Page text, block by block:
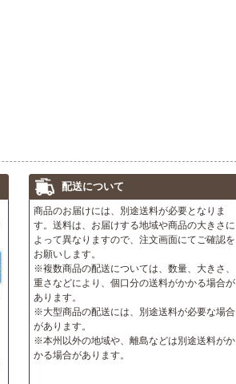
配送について
商品のお届けには、別途送料が必要となりま
す。送料は、お届けする地域や商品の大きさに
よって異なりますので、注文画面にてご確認を
お願いします。
※複数商品の配送については、数量、大きさ、
重さなどにより、個口分の送料がかかる場合が
あります。
※大型商品の配送には、別途送料が必要な場合
があります。
※本州以外の地域や、離島などは別途送料がか
かる場合があります。